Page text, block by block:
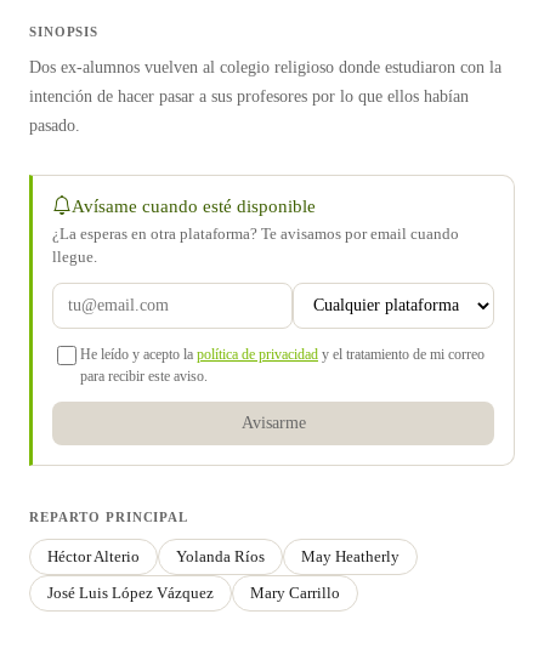
SINOPSIS
Dos ex-alumnos vuelven al colegio religioso donde estudiaron con la
intención de hacer pasar a sus profesores por lo que ellos habían
pasado.
Avísame cuando esté disponible
¿La esperas en otra plataforma? Te avisamos por email cuando
llegue.
He leído y acepto la política de privacidad y el tratamiento de mi correo
para recibir este aviso.
Avisarme
REPARTO PRINCIPAL
Héctor Alterio Yolanda Ríos
May Heatherly
José Luis López Vázquez
Mary Carrillo